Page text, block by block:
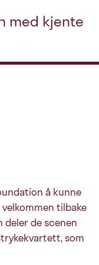
med kjente
å kunne
velkommen tilbake
deler de scenen
som